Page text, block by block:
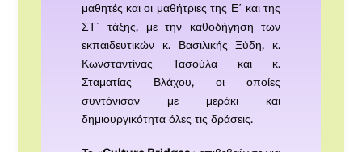
μαθητές και οι μαθήτριες της Ε΄ και της
ΣΤ΄ τάξης, με την καθοδήγηση των
εκπαιδευτικών κ. Βασιλικής Ξύδη, κ.
Κωνσταντίνας Τασούλα και κ.
Σταματίας Βλάχου, οι οποίες
συντόνισαν με μεράκι και
δημιουργικότητα όλες τις δράσεις.